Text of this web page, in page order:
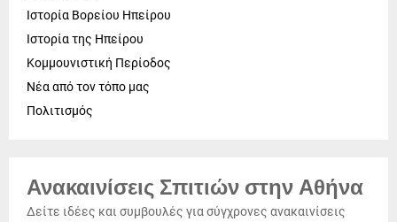
Ιστορία Βορείου Ηπείρου
Ιστορία της Ηπείρου
Κομμουνιστική Περίοδος
Νέα από τον τόπο μας
Πολιτισμός
Ανακαινίσεις Σπιτιών στην Αθήνα
Δείτε ιδέες και συμβουλές για σύγχρονες ανακαινίσεις